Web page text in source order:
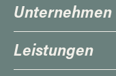
Unternehmen
Leistungen